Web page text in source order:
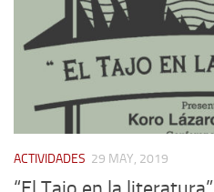
ACTIVIDADES 29 MAY, 2019